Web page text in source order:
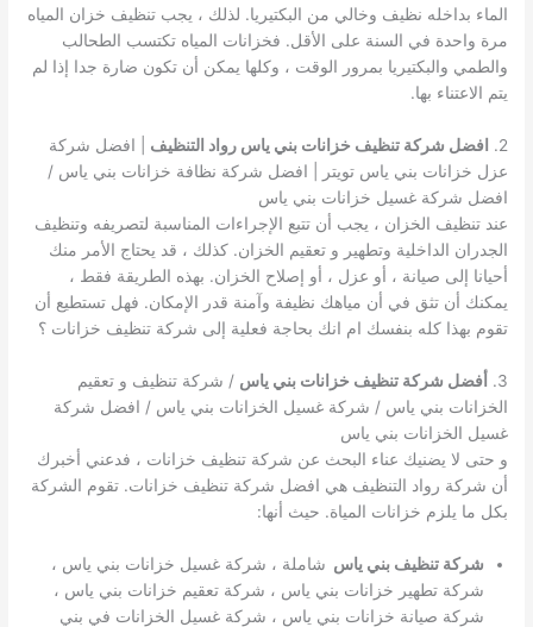
الماء بداخله نظيف وخالي من البكتيريا. لذلك ، يجب تنظيف خزان المياه
مرة واحدة في السنة على الأقل. فخزانات المياه تكتسب الطحالب
والطمي والبكتيريا بمرور الوقت ، وكلها يمكن أن تكون ضارة جدا إذا لم
يتم الاعتناء بها.
2. افضل شركة تنظيف خزانات بني ياس رواد التنظيف | افضل شركة
عزل خزانات بني ياس تويتر | افضل شركة نظافة خزانات بني ياس /
افضل شركة غسيل خزانات بني ياس
عند تنظيف الخزان ، يجب أن تتبع الإجراءات المناسبة لتصريفه وتنظيف
الجدران الداخلية وتطهير و تعقيم الخزان. كذلك ، قد يحتاج الأمر منك
أحيانا إلى صيانة ، أو عزل ، أو إصلاح الخزان. بهذه الطريقة فقط ،
يمكنك أن تثق في أن مياهك نظيفة وآمنة قدر الإمكان. فهل تستطيع أن
تقوم بهذا كله بنفسك ام انك بحاجة فعلية إلى شركة تنظيف خزانات ؟
3. أفضل شركة تنظيف خزانات بني ياس / شركة تنظيف و تعقيم
الخزانات بني ياس / شركة غسيل الخزانات بني ياس / افضل شركة
غسيل الخزانات بني ياس
و حتى لا يضنيك عناء البحث عن شركة تنظيف خزانات ، فدعني أخبرك
أن شركة رواد التنظيف هي افضل شركة تنظيف خزانات. تقوم الشركة
بكل ما يلزم خزانات المياة. حيث أنها:
شركة تنظيف بني ياس شاملة ، شركة غسيل خزانات بني ياس ،
شركة تطهير خزانات بني ياس ، شركة تعقيم خزانات بني ياس ،
شركة صيانة خزانات بني ياس ، شركة غسيل الخزانات في بني